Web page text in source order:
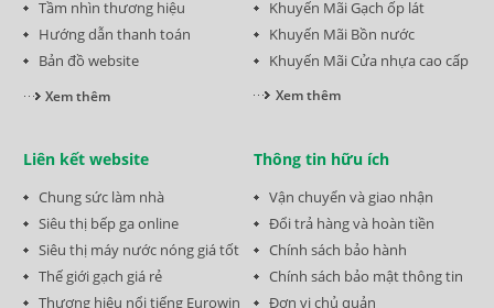
Tầm nhìn thương hiệu
Hướng dẫn thanh toán
Bản đồ website
Xem thêm
Khuyến Mãi Gạch ốp lát
Khuyến Mãi Bồn nước
Khuyến Mãi Cửa nhựa cao cấp
Xem thêm
Liên kết website
Chung sức làm nhà
Siêu thị bếp ga online
Siêu thị máy nước nóng giá tốt
Thế giới gạch giá rẻ
Thương hiệu nổi tiếng Eurowin
Thông tin hữu ích
Vận chuyển và giao nhận
Đổi trả hàng và hoàn tiền
Chính sách bảo hành
Chính sách bảo mật thông tin
Đơn vị chủ quản